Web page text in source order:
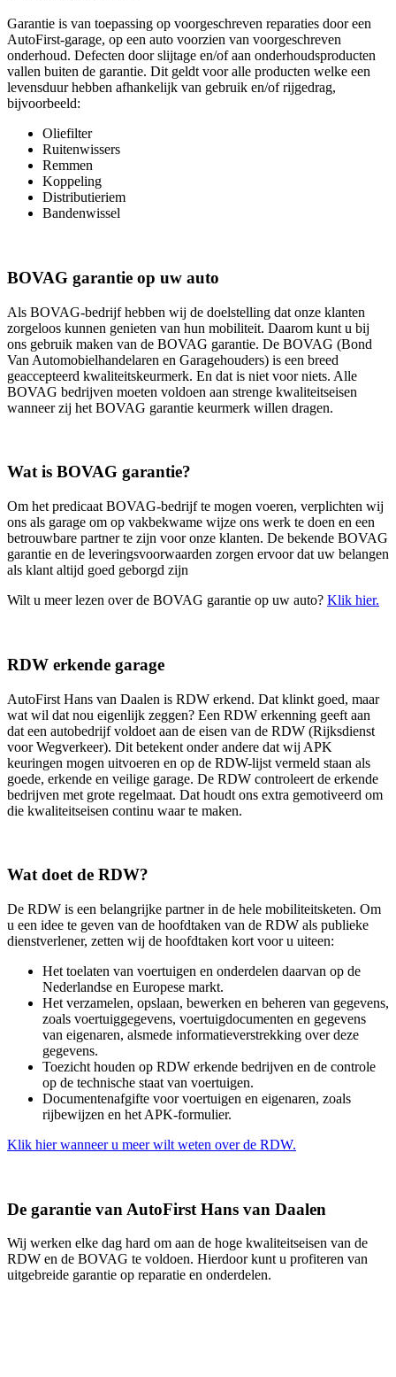
Garantie is van toepassing op voorgeschreven reparaties door een
AutoFirst-garage, op een auto voorzien van voorgeschreven
onderhoud. Defecten door slijtage en/of aan onderhoudsproducten
vallen buiten de garantie. Dit geldt voor alle producten welke een
levensduur hebben afhankelijk van gebruik en/of rijgedrag,
bijvoorbeeld:
Oliefilter
Ruitenwissers
Remmen
Koppeling
Distributieriem
Bandenwissel
BOVAG garantie op uw auto
Als BOVAG-bedrijf hebben wij de doelstelling dat onze klanten
zorgeloos kunnen genieten van hun mobiliteit. Daarom kunt u bij
ons gebruik maken van de BOVAG garantie. De BOVAG (Bond
Van Automobielhandelaren en Garagehouders) is een breed
geaccepteerd kwaliteitskeurmerk. En dat is niet voor niets. Alle
BOVAG bedrijven moeten voldoen aan strenge kwaliteitseisen
wanneer zij het BOVAG garantie keurmerk willen dragen.
Wat is BOVAG garantie?
Om het predicaat BOVAG-bedrijf te mogen voeren, verplichten wij
ons als garage om op vakbekwame wijze ons werk te doen en een
betrouwbare partner te zijn voor onze klanten. De bekende BOVAG
garantie en de leveringsvoorwaarden zorgen ervoor dat uw belangen
als klant altijd goed geborgd zijn
Wilt u meer lezen over de BOVAG garantie op uw auto? Klik hier.
RDW erkende garage
AutoFirst Hans van Daalen is RDW erkend. Dat klinkt goed, maar
wat wil dat nou eigenlijk zeggen? Een RDW erkenning geeft aan
dat een autobedrijf voldoet aan de eisen van de RDW (Rijksdienst
voor Wegverkeer). Dit betekent onder andere dat wij APK
keuringen mogen uitvoeren en op de RDW-lijst vermeld staan als
goede, erkende en veilige garage. De RDW controleert de erkende
bedrijven met grote regelmaat. Dat houdt ons extra gemotiveerd om
die kwaliteitseisen continu waar te maken.
Wat doet de RDW?
De RDW is een belangrijke partner in de hele mobiliteitsketen. Om
u een idee te geven van de hoofdtaken van de RDW als publieke
dienstverlener, zetten wij de hoofdtaken kort voor u uiteen:
Het toelaten van voertuigen en onderdelen daarvan op de
Nederlandse en Europese markt.
Het verzamelen, opslaan, bewerken en beheren van gegevens,
zoals voertuiggegevens, voertuigdocumenten en gegevens
van eigenaren, alsmede informatieverstrekking over deze
gegevens.
Toezicht houden op RDW erkende bedrijven en de controle
op de technische staat van voertuigen.
Documentenafgifte voor voertuigen en eigenaren, zoals
rijbewijzen en het APK-formulier.
Klik hier wanneer u meer wilt weten over de RDW.
De garantie van AutoFirst Hans van Daalen
Wij werken elke dag hard om aan de hoge kwaliteitseisen van de
RDW en de BOVAG te voldoen. Hierdoor kunt u profiteren van
uitgebreide garantie op reparatie en onderdelen.